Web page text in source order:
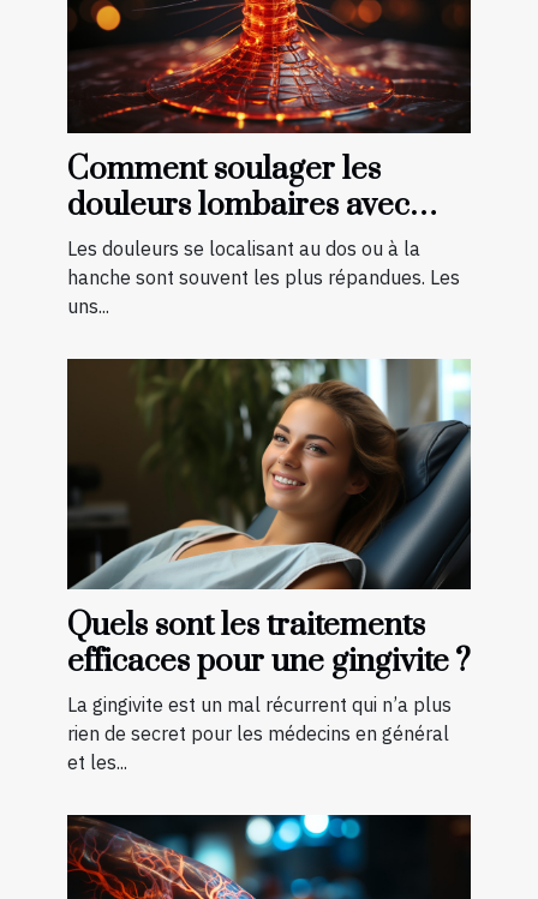
Comment soulager les
douleurs lombaires avec
quelques exercices ?
Les douleurs se localisant au dos ou à la
hanche sont souvent les plus répandues. Les
uns...
Quels sont les traitements
efficaces pour une gingivite ?
La gingivite est un mal récurrent qui n’a plus
rien de secret pour les médecins en général
et les...